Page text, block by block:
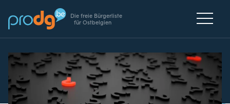
Die freie Bürgerliste
für Ostbelgien